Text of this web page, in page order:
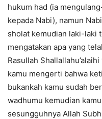
hukum had (ia
kepada Nabi), namun
sholat kemudian laki-laki
mengatakan apa yang
Rasullah
kamu mengerti bahwa
bukankah kamu sudah
wadhumu kemudian
sesungguhnya Allah